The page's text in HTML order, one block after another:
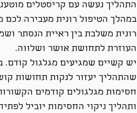
התהליך נעשה עם קריסטלים
במהלך הטיפול רונית מעבירה
רונית משלבת בין ראיית הנסתר
העוזרת לתחושת אושר ושלווה.
יש קשיים שמגיעים מגלגול קודם.
שהתהליך יעזור לנקות תחושות
חסימות מגלגולים קודמים
ותהליך ניקוי החסימות יוביל